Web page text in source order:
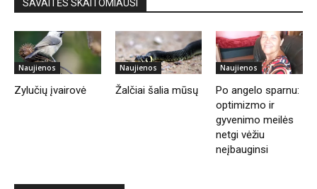
SAVAITĖS SKAITOMIAUSI
Naujienos
Zylučių įvairovė
Naujienos
Žalčiai šalia mūsų
Naujienos
Po angelo sparnu:
optimizmo ir
gyvenimo meilės
netgi vėžiu
neįbauginsi